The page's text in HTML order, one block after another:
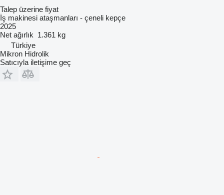
Talep üzerine fiyat
İş makinesi ataşmanları - çeneli kepçe
2025
Net ağırlık 1.361 kg
Türkiye
Mikron Hidrolik
Satıcıyla iletişime geç